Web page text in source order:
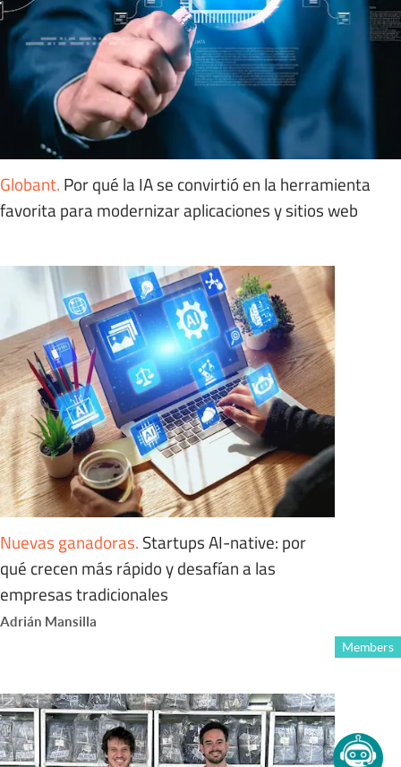
Globant. Por qué la IA se convirtió en la herramienta
favorita para modernizar aplicaciones y sitios web
Nuevas ganadoras. Startups AI-native: por
qué crecen más rápido y desafían a las
empresas tradicionales
Adrián Mansilla
Members